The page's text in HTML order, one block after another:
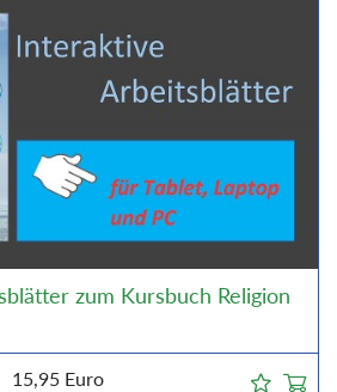
zum Kursbuch Religion
15,95 Euro